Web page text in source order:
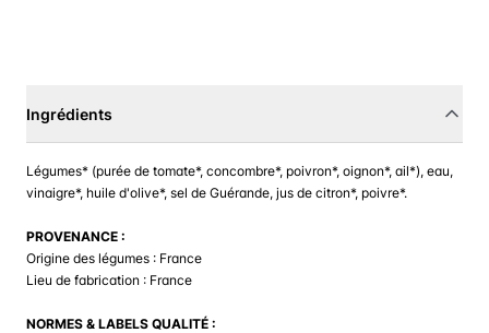
Ingrédients
Légumes* (purée de tomate*, concombre*, poivron*, oignon*, ail*), eau,
vinaigre*, huile d'olive*, sel de Guérande, jus de citron*, poivre*.
PROVENANCE :
Origine des légumes : France
Lieu de fabrication : France
NORMES & LABELS QUALITÉ :